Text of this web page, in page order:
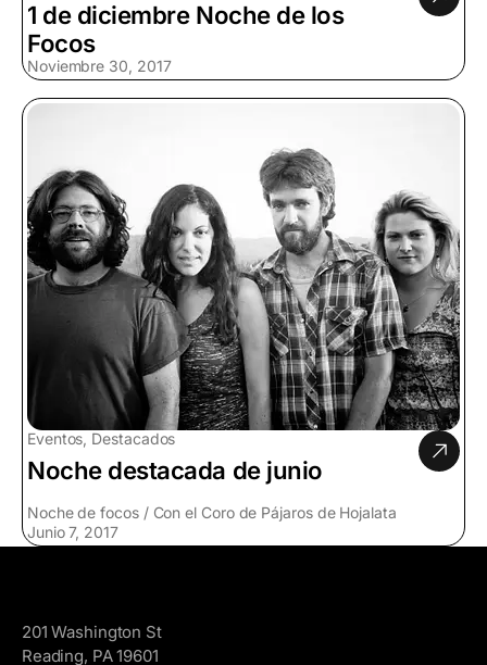
1 de diciembre Noche de los
Focos
Noviembre 30, 2017
Eventos, Destacados
Noche destacada de junio
Noche de focos / Con el Coro de Pájaros de Hojalata
Junio 7, 2017
201 Washington St
Reading, PA 19601